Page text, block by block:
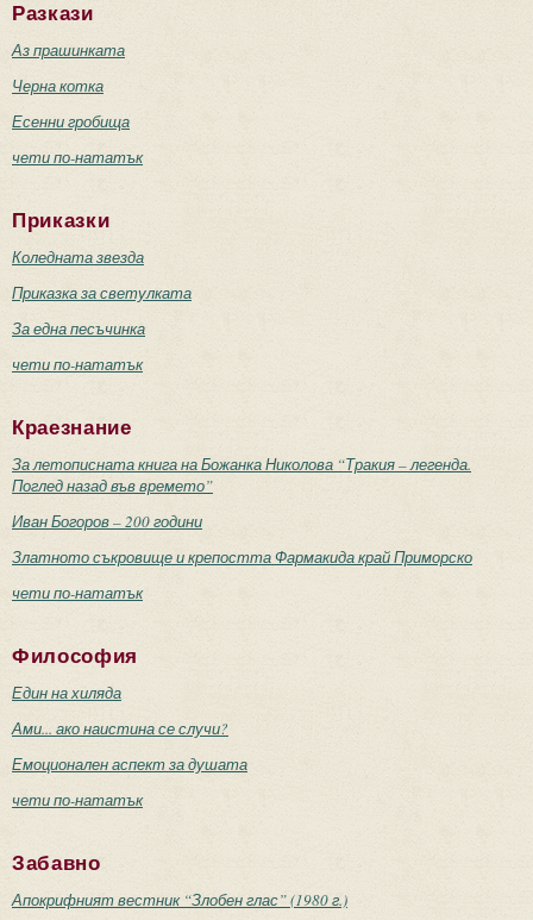
Разкази
Аз прашинката
Черна котка
Есенни гробища
чети по-нататък
Приказки
Коледната звезда
Приказка за светулката
За една песъчинка
чети по-нататък
Краезнание
За летописната книга на Божанка Николова “Тракия – легенда.
Поглед назад във времето”
Иван Богоров – 200 години
Златното съкровище и крепостта Фармакида край Приморско
чети по-нататък
Философия
Един на хиляда
Ами... ако наистина се случи?
Емоционален аспект за душата
чети по-нататък
Забавно
Апокрифният вестник “Злобен глас” (1980 г.)